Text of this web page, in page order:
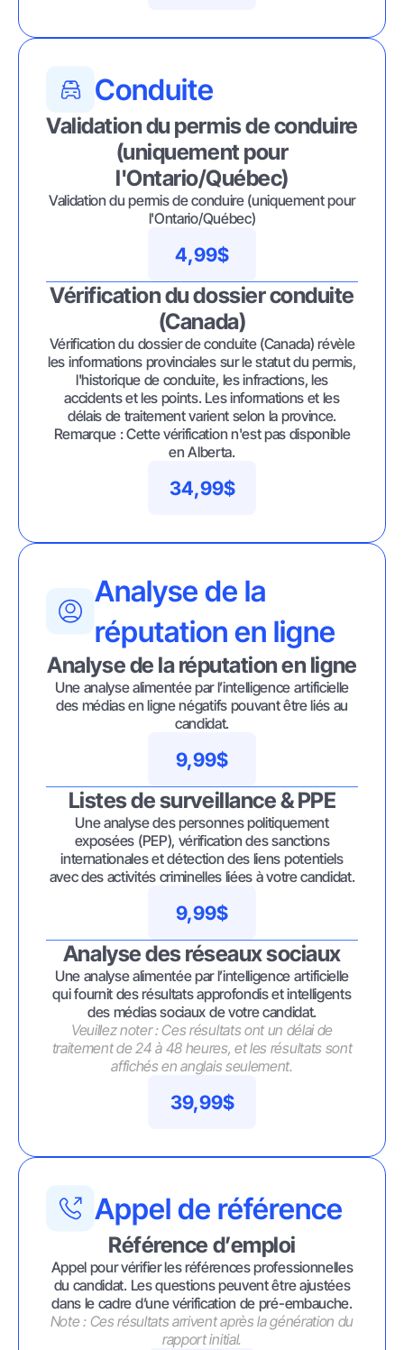
Conduite
Validation du permis de conduire
(uniquement pour
l'Ontario/Québec)
Validation du permis de conduire (uniquement pour
l'Ontario/Québec)
4,99$
Vérification du dossier conduite
(Canada)
Vérification du dossier de conduite (Canada) révèle
les informations provinciales sur le statut du permis,
l'historique de conduite, les infractions, les
accidents et les points. Les informations et les
délais de traitement varient selon la province.
Remarque : Cette vérification n'est pas disponible
en Alberta.
34,99$
Analyse de la
réputation en ligne
Analyse de la réputation en ligne
Une analyse alimentée par l’intelligence artificielle
des médias en ligne négatifs pouvant être liés au
candidat.
9,99$
Listes de surveillance & PPE
Une analyse des personnes politiquement
exposées (PEP), vérification des sanctions
internationales et détection des liens potentiels
avec des activités criminelles liées à votre candidat.
9,99$
Analyse des réseaux sociaux
Une analyse alimentée par l’intelligence artificielle
qui fournit des résultats approfondis et intelligents
des médias sociaux de votre candidat.
Veuillez noter : Ces résultats ont un délai de
traitement de 24 à 48 heures, et les résultats sont
affichés en anglais seulement.
39,99$
Appel de référence
Référence d’emploi
Appel pour vérifier les références professionnelles
du candidat. Les questions peuvent être ajustées
dans le cadre d’une vérification de pré-embauche.
Note : Ces résultats arrivent après la génération du
rapport initial.